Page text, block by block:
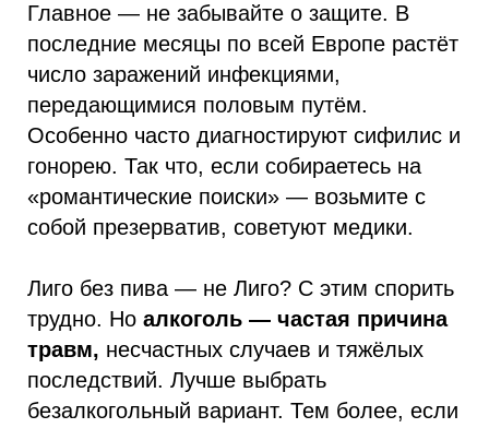
Главное — не забывайте о защите. В
последние месяцы по всей Европе растёт
число заражений инфекциями,
передающимися половым путём.
Особенно часто диагностируют сифилис и
гонорею. Так что, если собираетесь на
«романтические поиски» — возьмите с
собой презерватив, советуют медики.
Лиго без пива — не Лиго? С этим спорить
трудно. Но алкоголь — частая причина
травм, несчастных случаев и тяжёлых
последствий. Лучше выбрать
безалкогольный вариант. Тем более, если